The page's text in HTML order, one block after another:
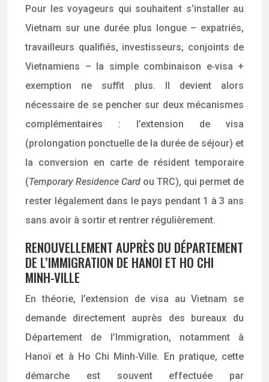
Pour les voyageurs qui souhaitent s’installer au
Vietnam sur une durée plus longue – expatriés,
travailleurs qualifiés, investisseurs, conjoints de
Vietnamiens – la simple combinaison e‑visa +
exemption ne suffit plus. Il devient alors
nécessaire de se pencher sur deux mécanismes
complémentaires : l’extension de visa
(prolongation ponctuelle de la durée de séjour) et
la conversion en carte de résident temporaire
(Temporary Residence Card ou TRC), qui permet de
rester légalement dans le pays pendant 1 à 3 ans
sans avoir à sortir et rentrer régulièrement.
RENOUVELLEMENT AUPRÈS DU DÉPARTEMENT
DE L’IMMIGRATION DE HANOI ET HO CHI
MINH-VILLE
En théorie, l’extension de visa au Vietnam se
demande directement auprès des bureaux du
Département de l’Immigration, notamment à
Hanoï et à Ho Chi Minh‑Ville. En pratique, cette
démarche est souvent effectuée par